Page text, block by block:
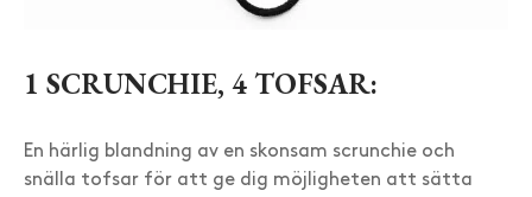
1 SCRUNCHIE, 4 TOFSAR:
En härlig blandning av en skonsam scrunchie och
snälla tofsar för att ge dig möjligheten att sätta